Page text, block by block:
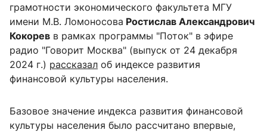
грамотности экономического факультета МГУ
имени М.В. Ломоносова Ростислав Александрович
Кокорев в рамках программы "Поток" в эфире
радио "Говорит Москва" (выпуск от 24 декабря
2024 г.) рассказал об индексе развития
финансовой культуры населения.
Базовое значение индекса развития финансовой
культуры населения было рассчитано впервые,